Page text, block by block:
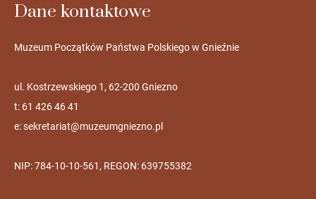
Dane kontaktowe
Muzeum Początków Państwa Polskiego w Gnieźnie
ul. Kostrzewskiego 1, 62-200 Gniezno
t: 61 426 46 41
e:sekretariat@muzeumgniezno.pl
NIP: 784-10-10-561, REGON: 639755382